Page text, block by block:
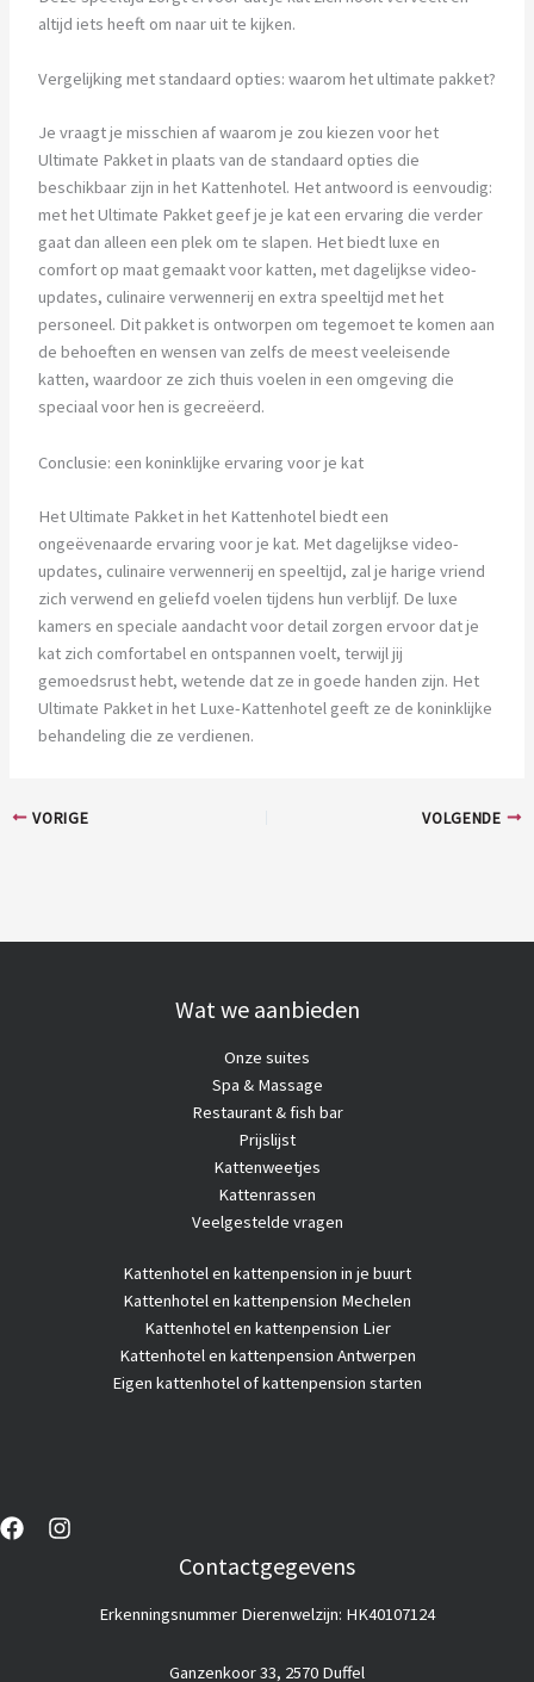
altijd iets heeft om naar uit te kijken.
Vergelijking met standaard opties: waarom het ultimate pakket?
Je vraagt je misschien af waarom je zou kiezen voor het
Ultimate Pakket in plaats van de standaard opties die
beschikbaar zijn in het Kattenhotel. Het antwoord is eenvoudig:
met het Ultimate Pakket geef je je kat een ervaring die verder
gaat dan alleen een plek om te slapen. Het biedt luxe en
comfort op maat gemaakt voor katten, met dagelijkse video-
updates, culinaire verwennerij en extra speeltijd met het
personeel. Dit pakket is ontworpen om tegemoet te komen aan
de behoeften en wensen van zelfs de meest veeleisende
katten, waardoor ze zich thuis voelen in een omgeving die
speciaal voor hen is gecreëerd.
Conclusie: een koninklijke ervaring voor je kat
Het Ultimate Pakket in het Kattenhotel biedt een
ongeëvenaarde ervaring voor je kat. Met dagelijkse video-
updates, culinaire verwennerij en speeltijd, zal je harige vriend
zich verwend en geliefd voelen tijdens hun verblijf. De luxe
kamers en speciale aandacht voor detail zorgen ervoor dat je
kat zich comfortabel en ontspannen voelt, terwijl jij
gemoedsrust hebt, wetende dat ze in goede handen zijn. Het
Ultimate Pakket in het Luxe-Kattenhotel geeft ze de koninklijke
behandeling die ze verdienen.
VORIGE VOLGENDE
Wat we aanbieden
Onze suites
Spa & Massage
Restaurant & fish bar
Prijslijst
Kattenweetjes
Kattenrassen
Veelgestelde vragen
Kattenhotelen kattenpension in je buurt
Kattenhotel en kattenpension Mechelen
Kattenhotel en kattenpension Lier
Kattenhotel en kattenpension Antwerpen
Eigen kattenhotel of kattenpension starten
Contactgegevens
Erkenningsnummer Dierenwelzijn: HK40107124
Ganzenkoor 33, 2570 Duffel